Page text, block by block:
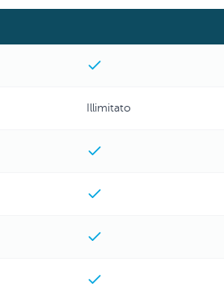
Illimitato